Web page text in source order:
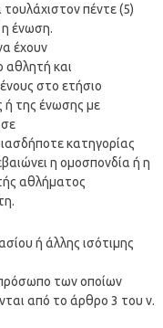
πέντε (5)
η ένωση.
έχουν
αθλητή και
στο ετήσιο
ή της ένωσης με
κατηγορίας
η ομοσπονδία ή η
αθλήματος
ή άλλης ισότιμης
πρόσωπο των οποίων
από το άρθρο 3 του ν.